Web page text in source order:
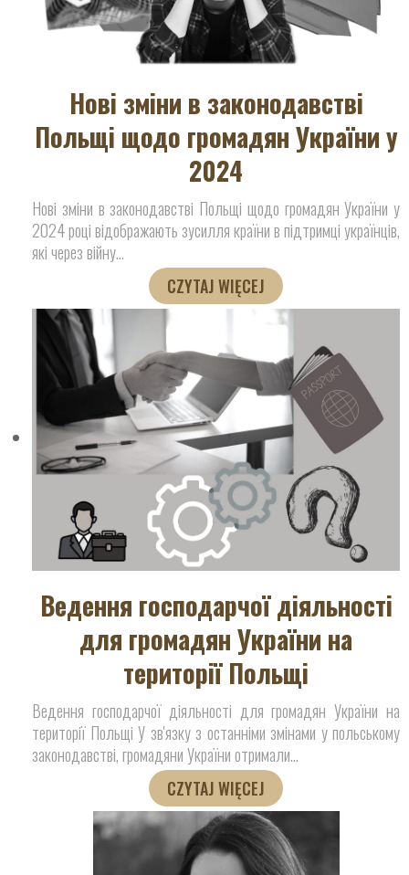
Нові зміни в законодавстві
Польщі щодо громадян України у
2024
Нові зміни в законодавстві Польщі щодо громадян України у
2024 році відображають зусилля країни в підтримці українців,
які через війну…
CZYTAJ WIĘCEJ
Ведення господарчої діяльності
для громадян України на
території Польщі
Ведення господарчої діяльності для громадян України на
території Польщі У зв'язку з останніми змінами у польському
законодавстві, громадяни України отримали…
CZYTAJ WIĘCEJ